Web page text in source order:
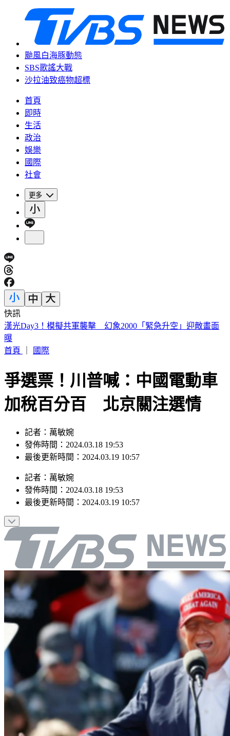
颱風白海豚動態
SBS歌謠大戰
沙拉油致癌物超標
首頁
即時
生活
政治
娛樂
國際
社會
更多
快訊
慈濟遭疫苗詐騙10億！賴瑞隆點名柯志恩：應向陳時中道歉
首頁
爭選票！川普喊：中國電動車
加稅百分百 北京關注選情
發佈時間：2024.03.18 19:53
最後更新時間：2024.03.19 10:57
發佈時間：2024.03.18 19:53
最後更新時間：2024.03.19 10:57